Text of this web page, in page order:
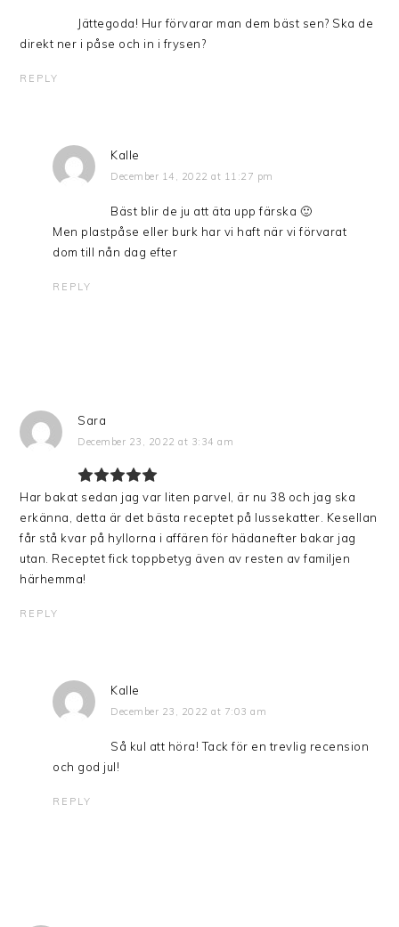
Jättegoda! Hur förvarar man dem bäst sen? Ska de
direkt ner i påse och in i frysen?
REPLY
Kalle
December 14, 2022 at 11:27 pm
Bäst blir de ju att äta upp färska 🙂
Men plastpåse eller burk har vi haft när vi förvarat
dom till nån dag efter
REPLY
Sara
December 23, 2022 at 3:34 am
Har bakat sedan jag var liten parvel, är nu 38 och jag ska
erkänna, detta är det bästa receptet på lussekatter. Kesellan
får stå kvar på hyllorna i affären för hädanefter bakar jag
utan. Receptet fick toppbetyg även av resten av familjen
härhemma!
REPLY
Kalle
December 23, 2022 at 7:03 am
Så kul att höra! Tack för en trevlig recension
och god jul!
REPLY